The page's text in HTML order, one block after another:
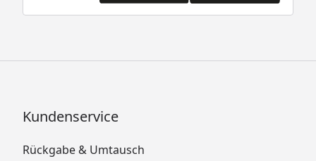
Kundenservice
Rückgabe & Umtausch